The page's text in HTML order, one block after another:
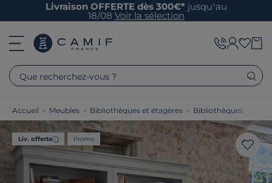
Livraison OFFERTE dès 300€* jusqu’au
18/08 Voir la sélection
Que recherchez-vous ?
Accueil > Meubles > Bibliothèques et étagères > Bibliothèques
Liv. offerte Promo